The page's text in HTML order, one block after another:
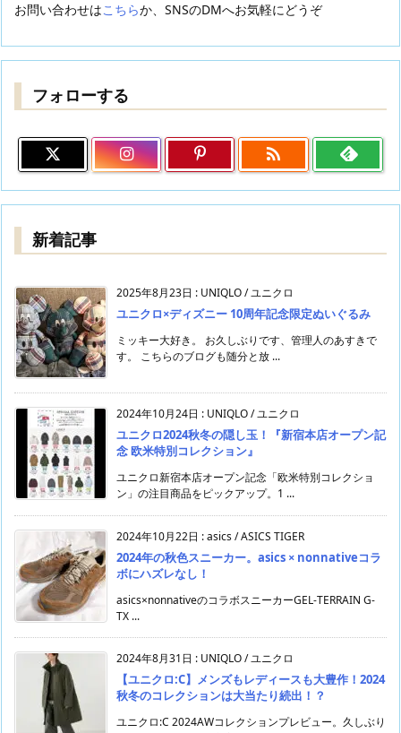
お問い合わせはこちらか、SNSのDMへお気軽にどうぞ
フォローする

新着記事
2025年8月23日 : UNIQLO / ユニクロ
ユニクロ×ディズニー 10周年記念限定ぬいぐるみ
ミッキー大好き。 お久しぶりです、管理人のあすきで
す。 こちらのブログも随分と放 ...
2024年10月24日 : UNIQLO / ユニクロ
ユニクロ2024秋冬の隠し玉！『新宿本店オープン記
念 欧米特別コレクション』
ユニクロ新宿本店オープン記念「欧米特別コレクショ
ン」の注目商品をピックアップ。1 ...
2024年10月22日 :asics / ASICS TIGER
2024年の秋色スニーカー。asics × nonnativeコラ
ボにハズレなし！
asics×nonnativeのコラボスニーカーGEL-TERRAIN G-
TX ...
2024年8月31日 : UNIQLO / ユニクロ
【ユニクロ:C】メンズもレディースも大豊作！2024
秋冬のコレクションは大当たり続出！？
ユニクロ:C 2024AWコレクションプレビュー。久しぶり